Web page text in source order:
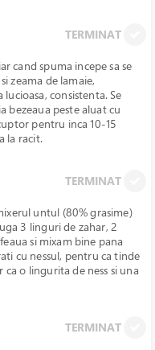
TERMINAT
cand spuma incepe sa se
zeama de lamaie,
consistenta. Se
bezeaua peste aluat cu
pentru inca 10-15
la racit.
TERMINAT
untul (80% grasime)
3 linguri de zahar, 2
si mixam bine pana
cu nessul, pentru ca tinde
ca o lingurita de ness si una
TERMINAT